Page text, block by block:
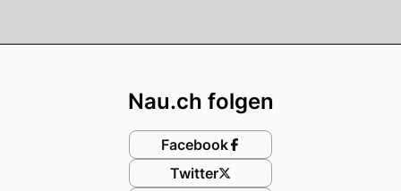
Nau.ch folgen
Facebook
Twitter